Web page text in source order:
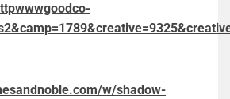
w/shadow-